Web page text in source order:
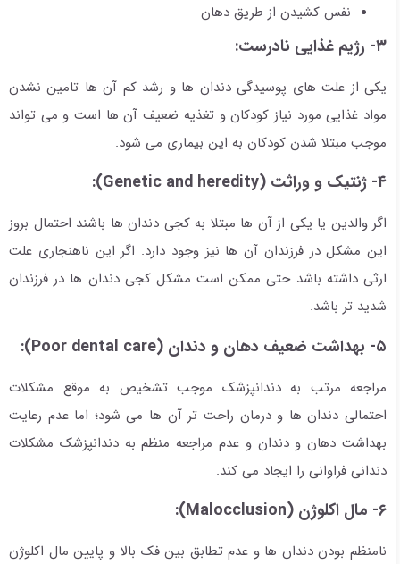
نفس کشیدن از طریق دهان
۳- رژیم غذایی نادرست:
یکی از علت های پوسیدگی دندان ها و رشد کم آن ها تامین نشدن
مواد غذایی مورد نیاز کودکان و تغذیه ضعیف آن ها است و می تواند
موجب مبتلا شدن کودکان به این بیماری می شود.
۴- ژنتیک و وراثت (Genetic and heredity):
اگر والدین یا یکی از آن ها مبتلا به کجی دندان ها باشند احتمال بروز
این مشکل در فرزندان آن ها نیز وجود دارد. اگر این ناهنجاری علت
ارثی داشته باشد حتی ممکن است مشکل کجی دندان ها در فرزندان
شدید تر باشد.
۵- بهداشت ضعیف دهان و دندان (Poor dental care):
مراجعه مرتب به دندانپزشک موجب تشخیص به موقع مشکلات
احتمالی دندان ها و درمان راحت تر آن ها می شود؛ اما عدم رعایت
بهداشت دهان و دندان و عدم مراجعه منظم به دندانپزشک مشکلات
دندانی فراوانی را ایجاد می کند.
۶- مال اکلوژن (Malocclusion):
نامنظم بودن دندان ها و عدم تطابق بین فک بالا و پایین مال اکلوژن